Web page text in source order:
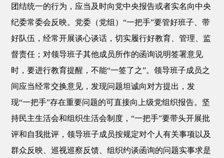
团结统一的行为，应当及时向党中央报告或者实名向中央
纪委常委会反映。党委（党组）“一把手”要管好班子、带
好队伍，经常开展谈心谈话，切实履行好教育、管理、监
督责任；对领导班子其他成员所作的函询说明签署意见
时，要进行教育提醒，不能“一签了之”。领导班子成员之
间应当经常交换意见，发现问题坦诚向对方提出，发
现“一把手”存在重要问题的可直接向上级党组织报告。坚
持民主生活会和组织生活会制度，“一把手”要带头开展批
评和自我批评，领导班子成员按规定对个人有关事项以及
群众反映、巡视巡察反馈、组织约谈函询的问题实事求是